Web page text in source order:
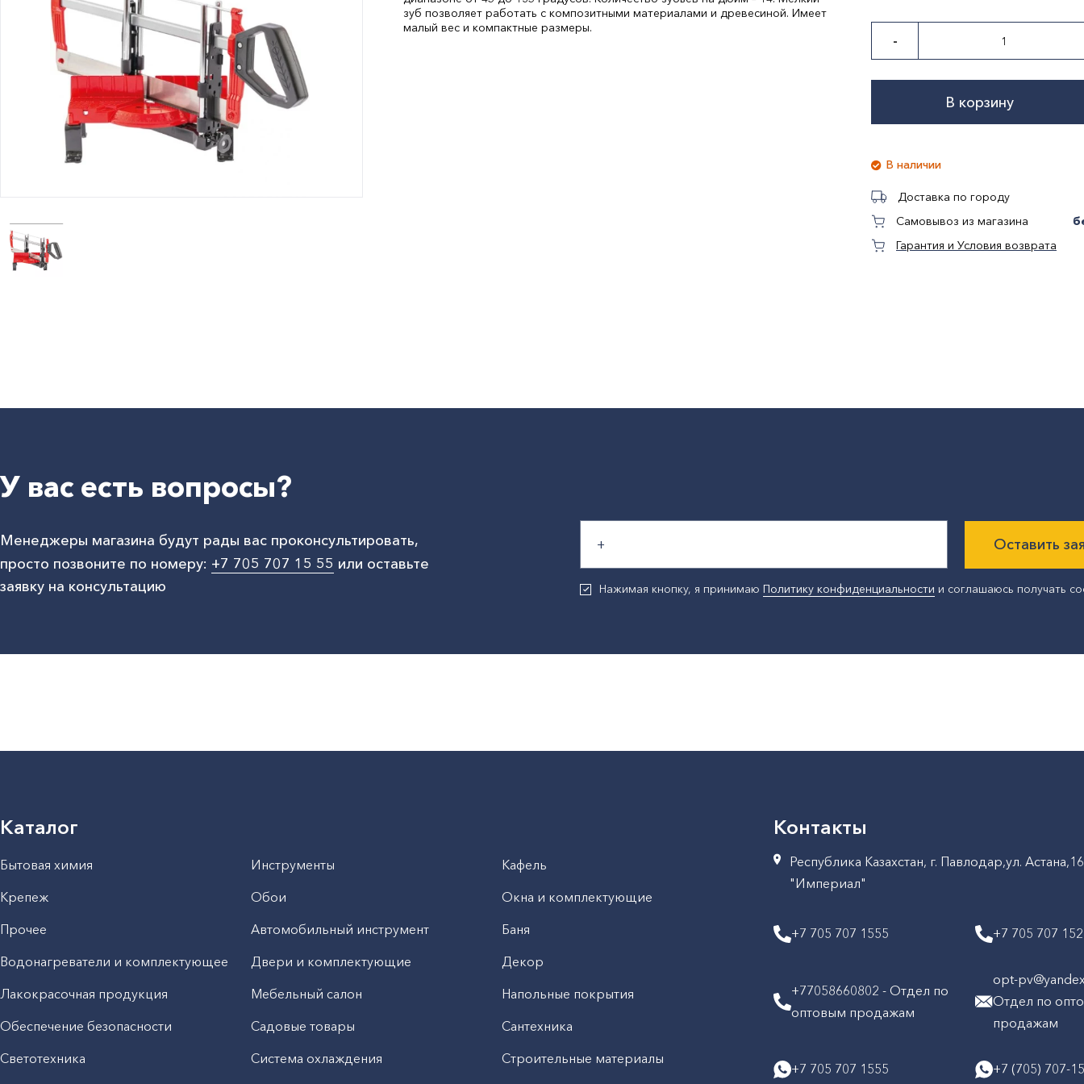
Юридическим
лицам
Часто
задаваемые
зуб позволяет работать с композитными материалами и древесиной. Имеет
малый вес и компактные размеры.
-
В корзину
В наличии
Доставка по городу
Самовывоз из магазина
Гарантия и Условия возврата
У вас есть вопросы?
Менеджеры магазина будут рады вас проконсультировать,
просто позвоните по номеру: +7 705 707 15 55 или оставьте
заявку на консультацию
Оставить
Нажимая кнопку, я принимаюПолитику конфиденциальности и соглашаюсь получать
Каталог
Бытовая химия Инструменты
Кафель
Крепеж
Обои
Окна и комплектующие
Прочее
Автомобильный инструмент
Баня
Водонагреватели и комплектующее
Двери и комплектующие
Декор
Лакокрасочная продукция
Мебельный салон
Напольные покрытия
Обеспечение безопасности
Садовые товары
Сантехника
Светотехника
Система охлаждения
Строительные материалы
Контакты
Республика Казахстан, г. Павлодар,ул.
"Империал"
+7 705 707 1555 +7 705 707
+77058660802 - Отдел по
оптовым продажам
opt-
Отдел по
продажам
+7 705 707 1555 +7 (705) 707-